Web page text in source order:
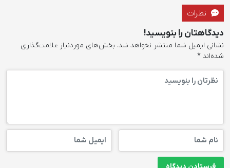
نظرات
دیدگاهتان را بنویسید!
نشانی ایمیل شما منتشر نخواهد شد. بخش‌های موردنیاز علامت‌گذاری
شده‌اند *